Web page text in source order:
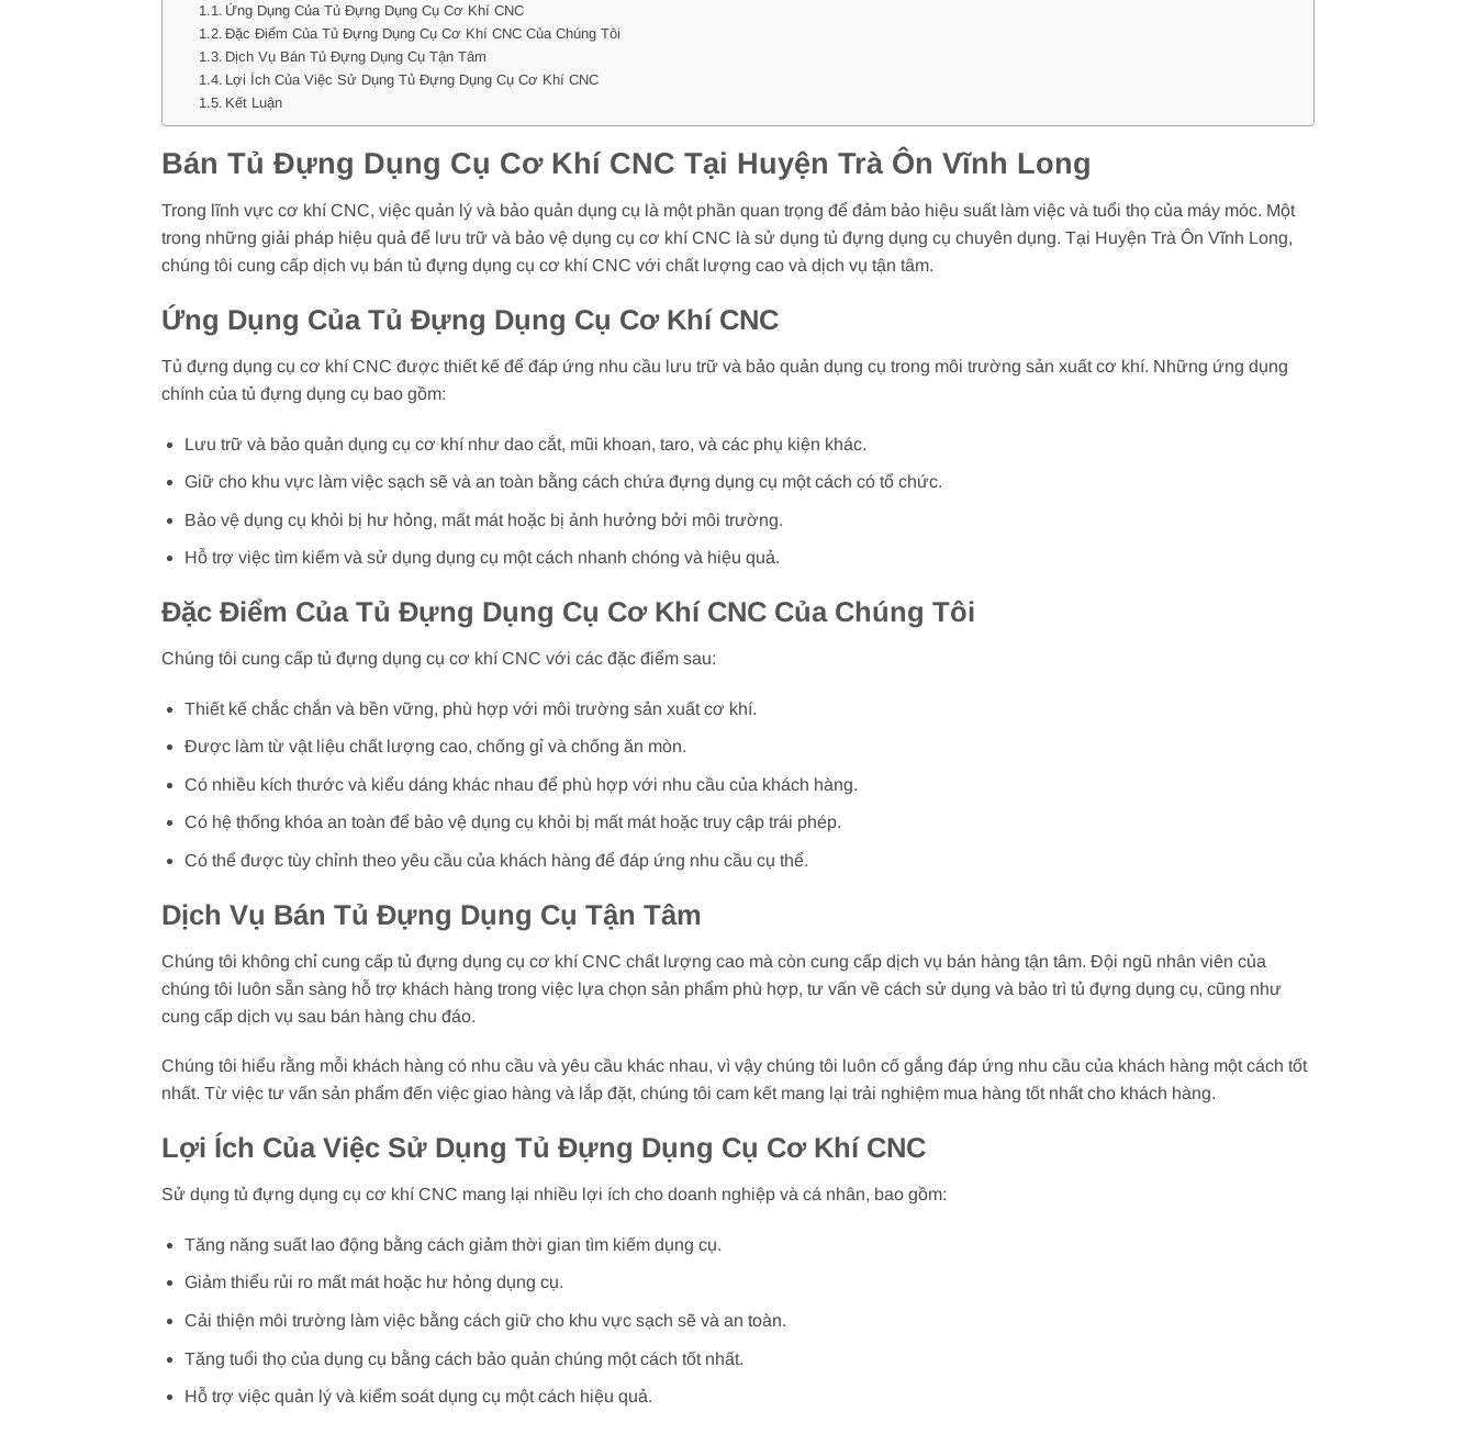
Ứng Dụng Của Tủ Đựng Dụng Cụ Cơ Khí CNC
Đặc Điểm Của Tủ Đựng Dụng Cụ Cơ Khí CNC Của Chúng Tôi
Dịch Vụ Bán Tủ Đựng Dụng Cụ Tận Tâm
Lợi Ích Của Việc Sử Dụng Tủ Đựng Dụng Cụ Cơ Khí CNC
Kết Luận
Bán Tủ Đựng Dụng Cụ Cơ Khí CNC Tại Huyện Trà Ôn Vĩnh Long
Trong lĩnh vực cơ khí CNC, việc quản lý và bảo quản dụng cụ là một phần quan trọng để đảm bảo hiệu suất làm việc và tuổi thọ của máy móc. Một
trong những giải pháp hiệu quả để lưu trữ và bảo vệ dụng cụ cơ khí CNC là sử dụng tủ đựng dụng cụ chuyên dụng. Tại Huyện Trà Ôn Vĩnh Long,
chúng tôi cung cấp dịch vụ bán tủ đựng dụng cụ cơ khí CNC với chất lượng cao và dịch vụ tận tâm.
Ứng Dụng Của Tủ Đựng Dụng Cụ Cơ Khí CNC
Tủ đựng dụng cụ cơ khí CNC được thiết kế để đáp ứng nhu cầu lưu trữ và bảo quản dụng cụ trong môi trường sản xuất cơ khí. Những ứng dụng
chính của tủ đựng dụng cụ bao gồm:
Lưu trữ và bảo quản dụng cụ cơ khí như dao cắt, mũi khoan, taro, và các phụ kiện khác.
Giữ cho khu vực làm việc sạch sẽ và an toàn bằng cách chứa đựng dụng cụ một cách có tổ chức.
Bảo vệ dụng cụ khỏi bị hư hỏng, mất mát hoặc bị ảnh hưởng bởi môi trường.
Hỗ trợ việc tìm kiếm và sử dụng dụng cụ một cách nhanh chóng và hiệu quả.
Đặc Điểm Của Tủ Đựng Dụng Cụ Cơ Khí CNC Của Chúng Tôi
Chúng tôi cung cấp tủ đựng dụng cụ cơ khí CNC với các đặc điểm sau:
Thiết kế chắc chắn và bền vững, phù hợp với môi trường sản xuất cơ khí.
Được làm từ vật liệu chất lượng cao, chống gỉ và chống ăn mòn.
Có nhiều kích thước và kiểu dáng khác nhau để phù hợp với nhu cầu của khách hàng.
Có hệ thống khóa an toàn để bảo vệ dụng cụ khỏi bị mất mát hoặc truy cập trái phép.
Có thể được tùy chỉnh theo yêu cầu của khách hàng để đáp ứng nhu cầu cụ thể.
Dịch Vụ Bán Tủ Đựng Dụng Cụ Tận Tâm
Chúng tôi không chỉ cung cấp tủ đựng dụng cụ cơ khí CNC chất lượng cao mà còn cung cấp dịch vụ bán hàng tận tâm. Đội ngũ nhân viên của
chúng tôi luôn sẵn sàng hỗ trợ khách hàng trong việc lựa chọn sản phẩm phù hợp, tư vấn về cách sử dụng và bảo trì tủ đựng dụng cụ, cũng như
cung cấp dịch vụ sau bán hàng chu đáo.
Chúng tôi hiểu rằng mỗi khách hàng có nhu cầu và yêu cầu khác nhau, vì vậy chúng tôi luôn cố gắng đáp ứng nhu cầu của khách hàng một cách tốt
nhất. Từ việc tư vấn sản phẩm đến việc giao hàng và lắp đặt, chúng tôi cam kết mang lại trải nghiệm mua hàng tốt nhất cho khách hàng.
Lợi Ích Của Việc Sử Dụng Tủ Đựng Dụng Cụ Cơ Khí CNC
Sử dụng tủ đựng dụng cụ cơ khí CNC mang lại nhiều lợi ích cho doanh nghiệp và cá nhân, bao gồm:
Tăng năng suất lao động bằng cách giảm thời gian tìm kiếm dụng cụ.
Giảm thiểu rủi ro mất mát hoặc hư hỏng dụng cụ.
Cải thiện môi trường làm việc bằng cách giữ cho khu vực sạch sẽ và an toàn.
Tăng tuổi thọ của dụng cụ bằng cách bảo quản chúng một cách tốt nhất.
Hỗ trợ việc quản lý và kiểm soát dụng cụ một cách hiệu quả.